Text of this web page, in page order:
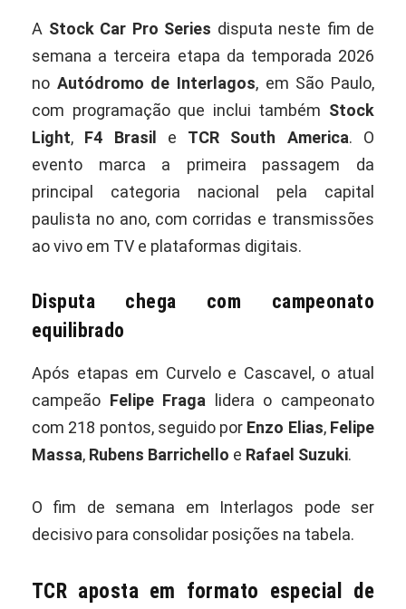
A Stock Car Pro Series disputa neste fim de
semana a terceira etapa da temporada 2026
no Autódromo de Interlagos, em São Paulo,
com programação que inclui também Stock
Light, F4 Brasil e TCR South America. O
evento marca a primeira passagem da
principal categoria nacional pela capital
paulista no ano, com corridas e transmissões
ao vivo em TV e plataformas digitais.
Disputa chega com campeonato
equilibrado
Após etapas em Curvelo e Cascavel, o atual
campeão Felipe Fraga lidera o campeonato
com 218 pontos, seguido por Enzo Elias, Felipe
Massa, Rubens Barrichello e Rafael Suzuki.
O fim de semana em Interlagos pode ser
decisivo para consolidar posições na tabela.
TCR aposta em formato especial de